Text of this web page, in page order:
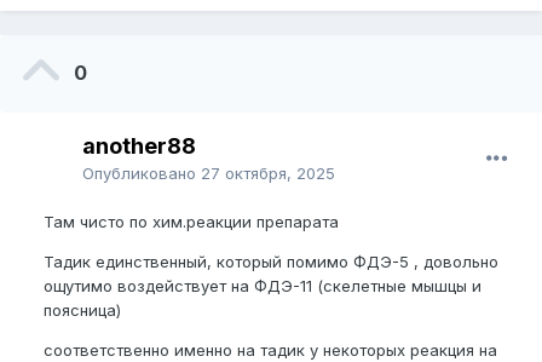
0
another88
Опубликовано 27 октября, 2025
Там чисто по хим.реакции препарата
Тадик единственный, который помимо ФДЭ-5 , довольно
ощутимо воздействует на ФДЭ-11 (скелетные мышцы и
поясница)
соответственно именно на тадик у некоторых реакция на